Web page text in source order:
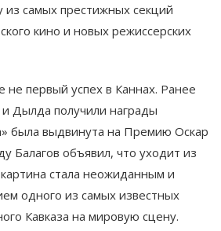
самых престижных секций
кино и новых режиссерских
не первый успех в Каннах. Ранее
Дылда получили награды
была выдвинута на Премию Оскар
Балагов объявил, что уходит из
стала неожиданным и
одного из самых известных
Кавказа на мировую сцену.